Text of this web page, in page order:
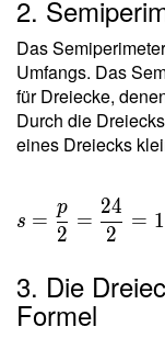
2.
Das
Umfangs. Das
für Dreiecke,
Durch die
eines Dreiecks
s =
2
p
=
2
24
= 1
3. Die
Formel